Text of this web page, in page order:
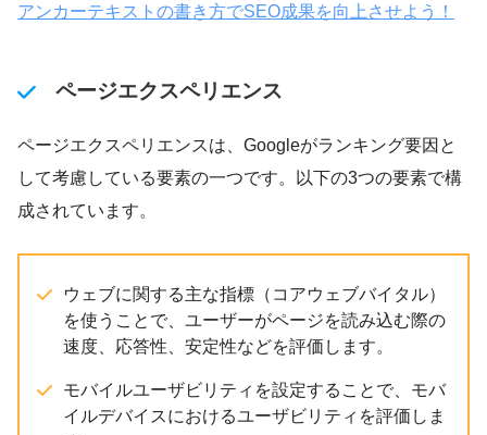
アンカーテキストの書き方でSEO成果を向上させよう！
ページエクスペリエンス
ページエクスペリエンスは、Googleがランキング要因と
して考慮している要素の一つです。以下の3つの要素で構
成されています。
ウェブに関する主な指標（コアウェブバイタル）
を使うことで、ユーザーがページを読み込む際の
速度、応答性、安定性などを評価します。
モバイルユーザビリティを設定することで、モバ
イルデバイスにおけるユーザビリティを評価しま